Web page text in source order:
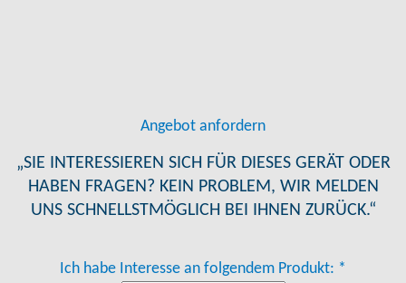
Angebot anfordern
„SIE INTERESSIEREN SICH FÜR DIESES GERÄT ODER
HABEN FRAGEN? KEIN PROBLEM, WIR MELDEN
UNS SCHNELLSTMÖGLICH BEI IHNEN ZURÜCK.“
Ich habe Interesse an folgendem Produkt: *